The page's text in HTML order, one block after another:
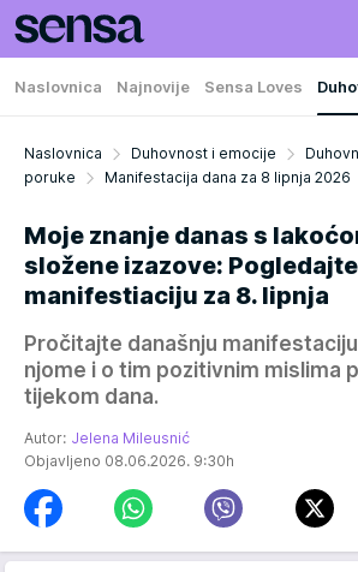
Naslovnica Najnovije Sensa Loves
Naslovnica Duhovnost i emocije
poruke
Manifestacija dana za 8 lipnja 2026
Moje znanje danas s
složene izazove:
manifestiaciju za 8. lipnja
Pročitajte današnju
njome i o tim pozitivnim mislima
tijekom dana.
Autor: Jelena Mileusnić
Objavljeno 08.06.2026. 9:30h